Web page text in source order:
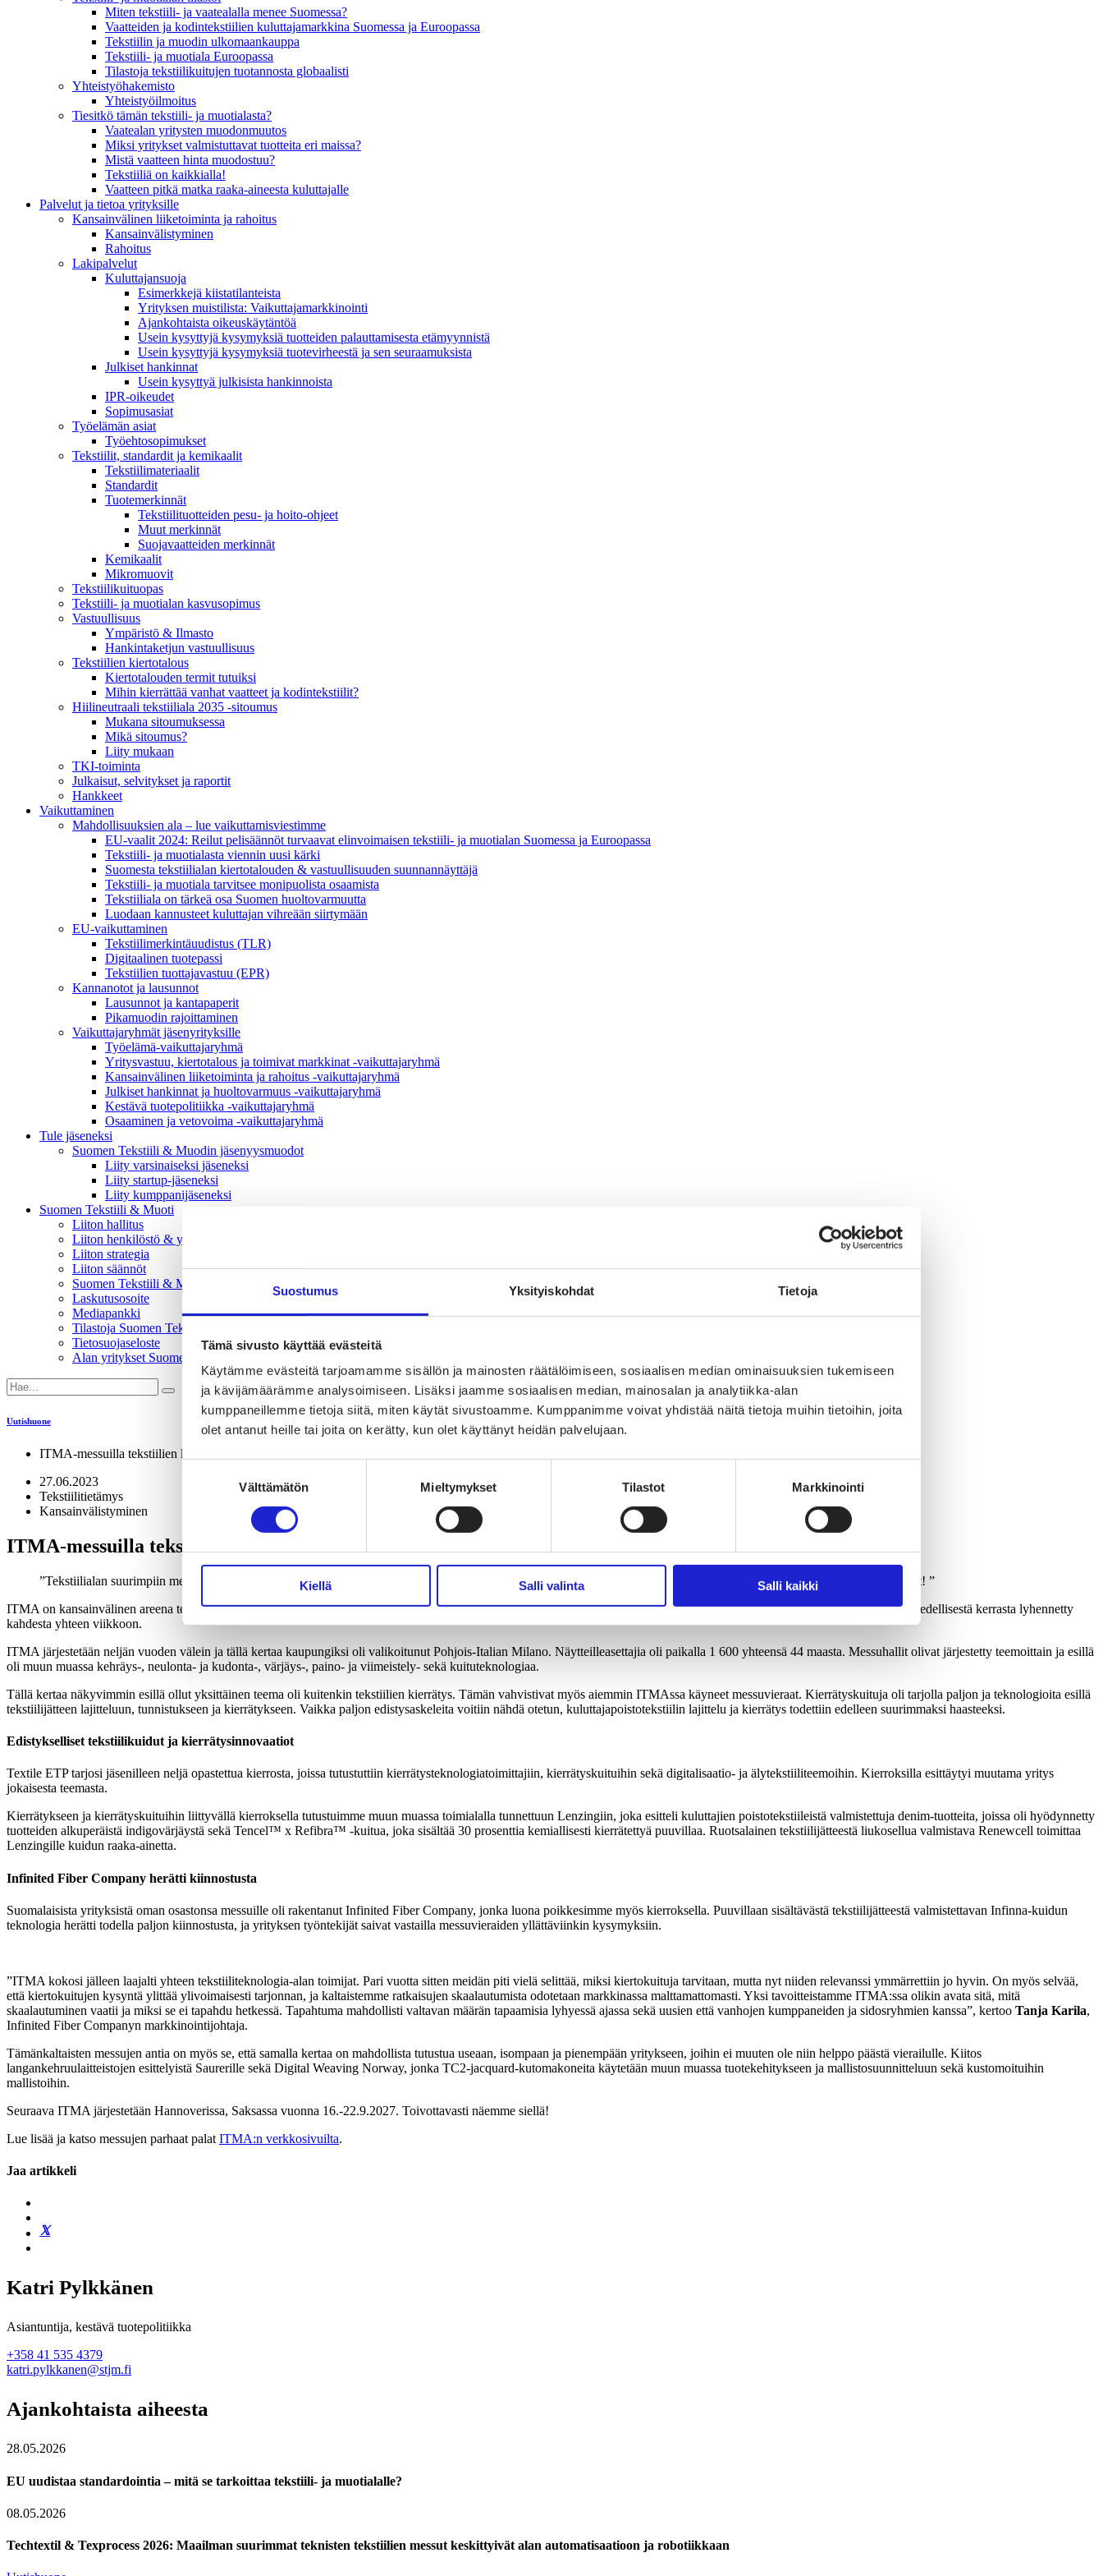
Suostumus Yksityiskohdat Tietoja
Tämä sivusto käyttää evästeitä
Käytämme evästeitä tarjoamamme sisällön ja mainosten räätälöimiseen, sosiaalisen median ominaisuuksien tukemiseen
ja kävijämäärämme analysoimiseen. Lisäksi jaamme sosiaalisen median, mainosalan ja analytiikka-alan
kumppaneillemme tietoja siitä, miten käytät sivustoamme. Kumppanimme voivat yhdistää näitä tietoja muihin tietoihin, joita
olet antanut heille tai joita on kerätty, kun olet käyttänyt heidän palvelujaan.
Välttämätön Mieltymykset Tilastot Markkinointi
Kiellä Salli valinta Salli kaikki
Miten tekstiili- ja vaatealalla menee Suomessa?
Vaatteiden ja kodintekstiilien kuluttajamarkkina Suomessa ja Euroopassa
Tekstiilin ja muodin ulkomaankauppa
Tekstiili- ja muotiala Euroopassa
Tilastoja tekstiilikuitujen tuotannosta globaalisti
Yhteistyö­hakemisto
Yhteistyöilmoitus
Tiesitkö tämän tekstiili- ja muotialasta?
Vaatealan yritysten muodonmuutos
Miksi yritykset valmistuttavat tuotteita eri maissa?
Mistä vaatteen hinta muodostuu?
Tekstiiliä on kaikkialla!
Vaatteen pitkä matka raaka-aineesta kuluttajalle
Palvelut ja tietoa yrityksille
Kansainvälinen liiketoiminta ja rahoitus
Kansain­välistyminen
Rahoitus
Lakipalvelut
Kuluttajansuoja
Esimerkkejä kiistatilanteista
Yrityksen muistilista: Vaikuttaja­markkinointi
Ajankohtaista oikeuskäytäntöä
Usein kysyttyjä kysymyksiä tuotteiden palauttamisesta etämyynnistä
Usein kysyttyjä kysymyksiä tuotevirheestä ja sen seuraamuksista
Julkiset hankinnat
Usein kysyttyä julkisista hankinnoista
IPR-oikeudet
Sopimusasiat
Työelämän asiat
Työehto­sopimukset
Tekstiilit, standardit ja kemikaalit
Tekstiilimateriaalit
Standardit
Tuotemerkinnät
Tekstiilituotteiden pesu- ja hoito-ohjeet
Muut merkinnät
Suojavaatteiden merkinnät
Kemikaalit
Mikromuovit
Tekstiilikuitu­opas
Tekstiili- ja muotialan kasvusopimus
Vastuullisuus
Ympäristö & Ilmasto
Hankintaketjun vastuullisuus
Tekstiilien kiertotalous
Kiertotalouden termit tutuiksi
Mihin kierrättää vanhat vaatteet ja kodintekstiilit?
Hiilineutraali tekstiiliala 2035 -sitoumus
Mukana sitoumuksessa
Mikä sitoumus?
Liity mukaan
TKI-toiminta
Julkaisut, selvitykset ja raportit
Hankkeet
Vaikuttaminen
Mahdollisuuksien ala – lue vaikuttamis­viestimme
EU-vaalit 2024: Reilut pelisäännöt turvaavat elinvoimaisen tekstiili- ja muotialan Suomessa ja Euroopassa
Tekstiili- ja muotialasta viennin uusi kärki
Suomesta tekstiilialan kiertotalouden & vastuullisuuden suunnannäyttäjä
Tekstiili- ja muotiala tarvitsee monipuolista osaamista
Tekstiiliala on tärkeä osa Suomen huoltovarmuutta
Luodaan kannusteet kuluttajan vihreään siirtymään
EU-vaikuttaminen
Tekstiilimerkintäuudistus (TLR)
Digitaalinen tuotepassi
Tekstiilien tuottajavastuu (EPR)
Kannanotot ja lausunnot
Lausunnot ja kantapaperit
Pikamuodin rajoittaminen
Vaikuttajaryhmät jäsenyrityksille
Työelämä-vaikuttajaryhmä
Yritysvastuu, kiertotalous ja toimivat markkinat -vaikuttajaryhmä
Kansainvälinen liiketoiminta ja rahoitus -vaikuttajaryhmä
Julkiset hankinnat ja huoltovarmuus -vaikuttajaryhmä
Kestävä tuotepolitiikka​ -vaikuttajaryhmä
Osaaminen ja vetovoima -vaikuttajaryhmä
Tule jäseneksi
Suomen Tekstiili & Muodin jäsenyysmuodot
Liity varsinaiseksi jäseneksi
Liity startup-jäseneksi
Liity kumppani­jäseneksi
Suomen Tekstiili & Muoti
Liiton hallitus
Liiton henkilöstö & yhteystiedot
Liiton strategia
Liiton säännöt
Suomen Tekstiili & Muoti 120 vuotta
Laskutusosoite
Mediapankki
Tilastoja Suomen Tekstiili & Muoti ry:stä ja sen jäsenistä
Tietosuojaseloste
Alan yritykset Suomessa – tutustu jäseniimme
Uutishuone
ITMA-messuilla tekstiilien kierrätys vahvasti esillä
27.06.2023
Tekstiilitietämys
Kansainvälistyminen
ITMA-messuilla tekstiilien kierrätys vahvasti esillä
Tekstiilialan suurimpiin messuihin lukeutuva ITMA järjestettiin viikon mittaisena Milanossa. Suomen Tekstiili & Muoti vieraili tapahtumassa, lue tuoreet messukuulumiset!
ITMA on kansainvälinen areena tekstiili- ja vaatetusteknologian toimittajille. Messutarjonta on valtava ja kävijämäärä yllätti ensikertalaisen, mutta toisaalta tapahtuman kestoa oli edellisestä kerrasta lyhennetty
kahdesta yhteen viikkoon.
ITMA järjestetään neljän vuoden välein ja tällä kertaa kaupungiksi oli valikoitunut Pohjois-Italian Milano. Näytteilleasettajia oli paikalla 1 600 yhteensä 44 maasta. Messuhallit olivat järjestetty teemoittain ja esillä
oli muun muassa kehräys-, neulonta- ja kudonta-, värjäys-, paino- ja viimeistely- sekä kuituteknologiaa.
Tällä kertaa näkyvimmin esillä ollut yksittäinen teema oli kuitenkin tekstiilien kierrätys. Tämän vahvistivat myös aiemmin ITMAssa käyneet messuvieraat. Kierrätyskuituja oli tarjolla paljon ja teknologioita esillä
tekstiilijätteen lajitteluun, tunnistukseen ja kierrätykseen. Vaikka paljon edistysaskeleita voitiin nähdä otetun, kuluttajapoistotekstiilin lajittelu ja kierrätys todettiin edelleen suurimmaksi haasteeksi.
Edistykselliset tekstiilikuidut ja kierrätysinnovaatiot
Textile ETP tarjosi jäsenilleen neljä opastettua kierrosta, joissa tutustuttiin kierrätysteknologiatoimittajiin, kierrätyskuituihin sekä digitalisaatio- ja älytekstiiliteemoihin. Kierroksilla esittäytyi muutama yritys
jokaisesta teemasta.
Kierrätykseen ja kierrätyskuituihin liittyvällä kierroksella tutustuimme muun muassa toimialalla tunnettuun Lenzingiin, joka esitteli kuluttajien poistotekstiileistä valmistettuja denim-tuotteita, joissa oli hyödynnetty
tuotteiden alkuperäistä indigovärjäystä sekä Tencel™ x Refibra™ -kuitua, joka sisältää 30 prosenttia kemiallisesti kierrätettyä puuvillaa. Ruotsalainen tekstiilijätteestä liukosellua valmistava Renewcell toimittaa
Lenzingille kuidun raaka-ainetta.
Infinited Fiber Company herätti kiinnostusta
Suomalaisista yrityksistä oman osastonsa messuille oli rakentanut Infinited Fiber Company, jonka luona poikkesimme myös kierroksella. Puuvillaan sisältävästä tekstiilijätteestä valmistettavan Infinna-kuidun
teknologia herätti todella paljon kiinnostusta, ja yrityksen työntekijät saivat vastailla messuvieraiden yllättäviinkin kysymyksiin.
”ITMA kokosi jälleen laajalti yhteen tekstiiliteknologia-alan toimijat. Pari vuotta sitten meidän piti vielä selittää, miksi kiertokuituja tarvitaan, mutta nyt niiden relevanssi ymmärrettiin jo hyvin. On myös selvää,
että kiertokuitujen kysyntä ylittää ylivoimaisesti tarjonnan, ja kaltaistemme ratkaisujen skaalautumista odotetaan markkinassa malttamattomasti. Yksi tavoitteistamme ITMA:ssa olikin avata sitä, mitä
skaalautuminen vaatii ja miksi se ei tapahdu hetkessä. Tapahtuma mahdollisti valtavan määrän tapaamisia lyhyessä ajassa sekä uusien että vanhojen kumppaneiden ja sidosryhmien kanssa”, kertoo Tanja Karila,
Infinited Fiber Companyn markkinointijohtaja.
Tämänkaltaisten messujen antia on myös se, että samalla kertaa on mahdollista tutustua useaan, isompaan ja pienempään yritykseen, joihin ei muuten ole niin helppo päästä vierailulle. Kiitos
langankehruulaitteistojen esittelyistä Saurerille sekä Digital Weaving Norway, jonka TC2-jacquard-kutomakoneita käytetään muun muassa tuotekehitykseen ja mallistosuunnitteluun sekä kustomoituihin
mallistoihin.
Seuraava ITMA järjestetään Hannoverissa, Saksassa vuonna 16.-22.9.2027. Toivottavasti näemme siellä!
Lue lisää ja katso messujen parhaat palat ITMA:n verkkosivuilta.
Jaa artikkeli
Katri Pylkkänen
Asiantuntija, kestävä tuotepolitiikka
+358 41 535 4379
katri.pylkkanen@stjm.fi
Ajankohtaista aiheesta
28.05.2026
EU uudistaa standardointia – mitä se tarkoittaa tekstiili- ja muotialalle?
08.05.2026
Techtextil & Texprocess 2026: Maailman suurimmat teknisten tekstiilien messut keskittyivät alan automatisaatioon ja robotiikkaan